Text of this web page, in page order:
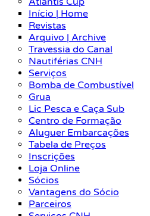
Início | Home
Revistas
Arquivo | Archive
Travessia do Canal
Nautiférias CNH
Serviços
Bomba de Combustível
Grua
Lic Pesca e Caça Sub
Centro de Formação
Aluguer Embarcações
Tabela de Preços
Inscrições
Loja Online
Sócios
Vantagens do Sócio
Parceiros